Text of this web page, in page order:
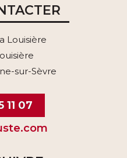
Louisière
sur-Sèvre
11 07